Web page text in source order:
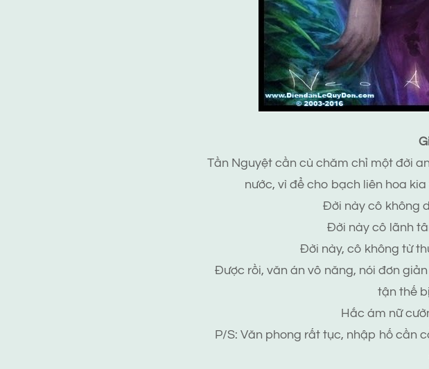
Tần Nguyệt cần cù chăm chỉ một đời
nước, vì để cho bạch liên hoa
Đời này cô không
Đời này cô lãnh
Đời này, cô không từ
Được rồi, văn án vô năng, nói đơn
tận thế
Hắc ám nữ
P/S: Văn phong rất tục, nhập hố cần